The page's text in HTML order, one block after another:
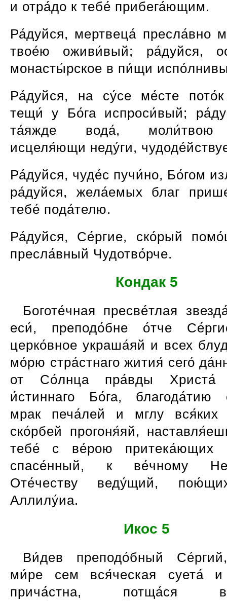
и отра́до к тебе́ прибега́ющим.
Ра́дуйся, мертвеца́ пресла́вно
твое́ю оживи́вый; ра́дуйся,
монасты́рское в пи́щи
Ра́дуйся, на су́се ме́сте
тещи́ у Бо́га испроси́вый;
та́яжде вода́, моли́твою
исцеля́ющи неду́ги,
Ра́дуйся, чуде́с пучи́но, Бо́гом
ра́дуйся, жела́емых благ
тебе́ пода́телю.
Ра́дуйся, Се́ргие, ско́рый
пресла́вный Чудотво́рче.
Кондак 5
Боготе́чная пресве́тлая
еси́, преподо́бне о́тче
церко́вное украша́яй и всех
мо́рю стра́стнаго жития́ сего́
от Со́лнца пра́вды Христа́
и́стиннаго Бо́га, благода́тию
мрак печа́лей и мглу вся́ких
ско́рбей прогоня́яй,
тебе́ с ве́рою притека́ющих
спасе́нный, к ве́чному
Оте́честву веду́щий,
Аллилу́иа.
Икос 5
Ви́дев преподо́бный
ми́ре сем вся́ческая суета́
прича́стна, потща́ся